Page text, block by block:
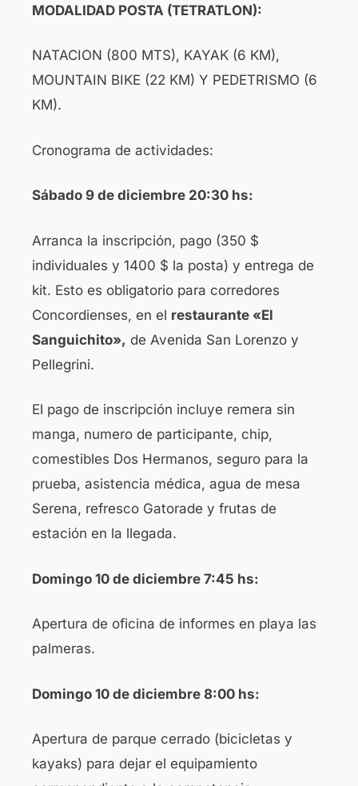
MODALIDAD POSTA (TETRATLON):
NATACION (800 MTS), KAYAK (6 KM),
MOUNTAIN BIKE (22 KM) Y PEDETRISMO (6
KM).
Cronograma de actividades:
Sábado 9 de diciembre 20:30 hs:
Arranca la inscripción, pago (350 $
individuales y 1400 $ la posta) y entrega de
kit. Esto es obligatorio para corredores
Concordienses, en el restaurante «El
Sanguichito», de Avenida San Lorenzo y
Pellegrini.
El pago de inscripción incluye remera sin
manga, numero de participante, chip,
comestibles Dos Hermanos, seguro para la
prueba, asistencia médica, agua de mesa
Serena, refresco Gatorade y frutas de
estación en la llegada.
Domingo 10 de diciembre 7:45 hs:
Apertura de oficina de informes en playa las
palmeras.
Domingo 10 de diciembre 8:00 hs:
Apertura de parque cerrado (bicicletas y
kayaks) para dejar el equipamiento